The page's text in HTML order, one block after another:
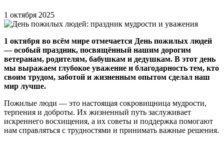
1 октября 2025
1 октября во всём мире отмечается День пожилых людей
— особый праздник, посвящённый нашим дорогим
ветеранам, родителям, бабушкам и дедушкам. В этот день
мы выражаем глубокое уважение и благодарность тем, кто
своим трудом, заботой и жизненным опытом сделал наш
мир лучше.
Пожилые люди — это настоящая сокровищница мудрости,
терпения и доброты. Их жизненный путь заслуживает
искреннего восхищения, а их советы и поддержка помогают
нам справляться с трудностями и принимать важные решения.